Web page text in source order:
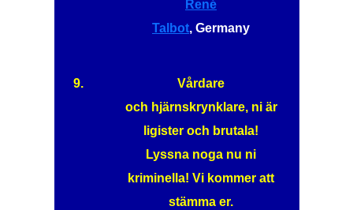
René
Talbot, Germany
9.
Vårdare
och hjärnskrynklare, ni är
ligister och brutala!
Lyssna noga nu ni
kriminella! Vi kommer att
stämma er.